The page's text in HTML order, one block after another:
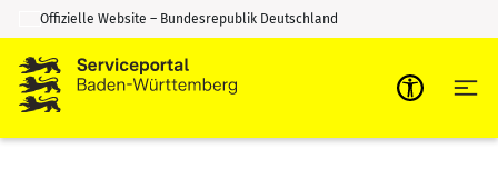
Zum Inhalt springen
Zur Suche springen
Offizielle Website – Bundesrepublik Deutschland